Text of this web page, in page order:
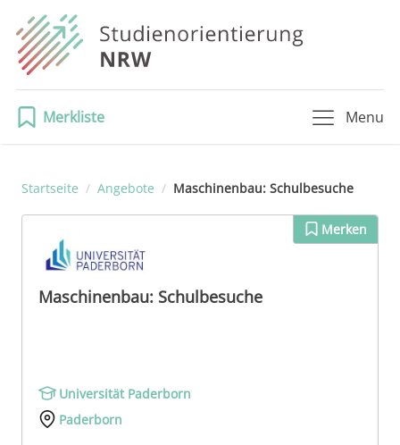
Merkliste Menu
Startseite / Angebote / Maschinenbau: Schulbesuche
Merken
Maschinenbau: Schulbesuche
Universität Paderborn
Paderborn